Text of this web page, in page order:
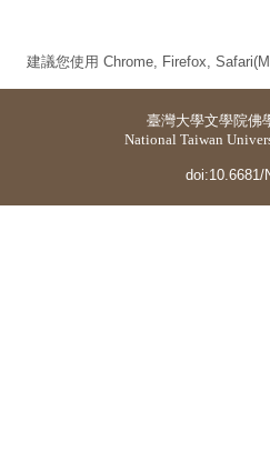
建議您使用 Chrome, Firefox,
臺灣大學文學院佛
National Taiwan
doi:10.6681/